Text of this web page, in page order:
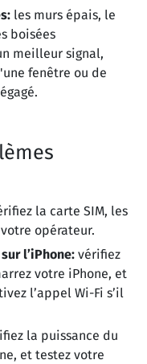
les murs épais, le
boisées
meilleur signal,
fenêtre ou de
la carte SIM, les
opérateur.
l’iPhone:vérifiez
votre iPhone, et
l’appel Wi-Fi s’il
la puissance du
et testez votre